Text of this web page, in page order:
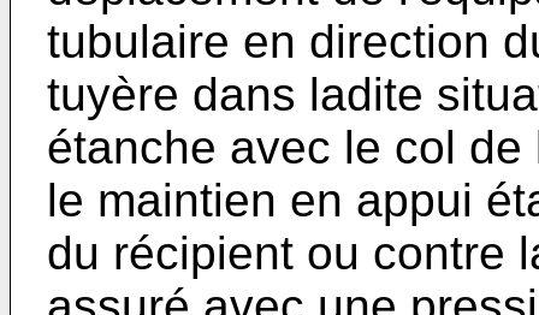
tubulaire en direction
tuyère dans ladite
étanche avec le col
le maintien en appui
du récipient ou contre